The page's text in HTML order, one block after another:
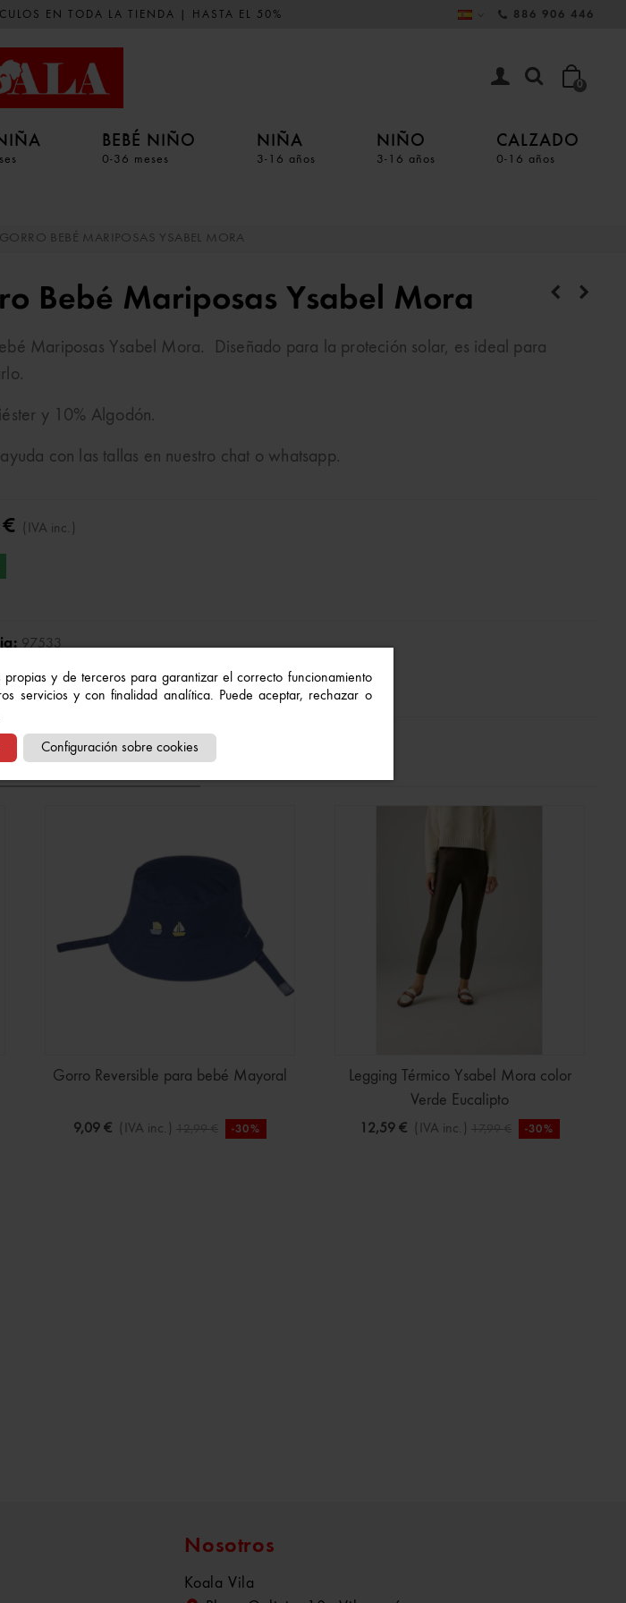
propias y de terceros para garantizar el correcto funcionamiento
servicios y con finalidad analítica. Puede aceptar, rechazar o
Configuración sobre cookies
EN TODA LA TIENDA | HASTA EL 50% 886 906 446
0
BEBÉ NIÑO
0-36 meses
NIÑA
3-16 años
NIÑO
3-16 años
CALZADO
0-16 años
GORRO BEBÉ MARIPOSAS YSABEL MORA
Bebé Mariposas Ysabel Mora
Mariposas Ysabel Mora. Diseñado para la proteción solar, es ideal para
y 10% Algodón.
con las tallas en nuestro chat o whatsapp.
(IVA inc.)
97533
Deseos
te gusten...
Gorro Reversible para bebé Mayoral
9,09 € (IVA inc.) 12,99 € -30%
Legging Térmico Ysabel Mora color
Verde Eucalipto
12,59 € (IVA inc.) 17,99 € -30%
Nosotros
Koala Vila